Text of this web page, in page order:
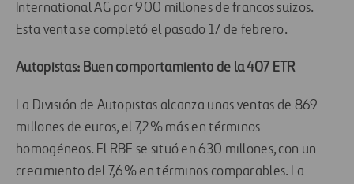
International AG por 900 millones de francos suizos.
Esta venta se completó el pasado 17 de febrero.
Autopistas: Buen comportamiento de la 407 ETR
La División de Autopistas alcanza unas ventas de 869
millones de euros, el 7,2% más en términos
homogéneos. El RBE se situó en 630 millones, con un
crecimiento del 7,6% en términos comparables. La